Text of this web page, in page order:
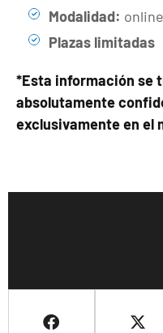
Modalidad: online
Plazas limitadas
*Esta información se
absolutamente
exclusivamente en el